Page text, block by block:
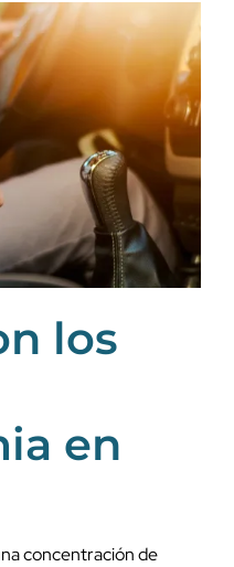
los
en
concentración de